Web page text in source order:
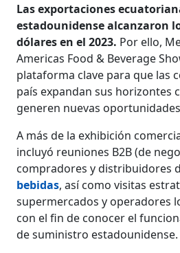
Las exportaciones
estadounidense alcanzaron
dólares en el 2023. Por ello,
Americas Food & Beverage
plataforma clave para que las
país expandan sus horizontes
generen nuevas
A más de la exhibición
incluyó reuniones B2B (de
compradores y distribuidores
bebidas, así como visitas
supermercados y operadores
con el fin de conocer el
de suministro estadounidense.